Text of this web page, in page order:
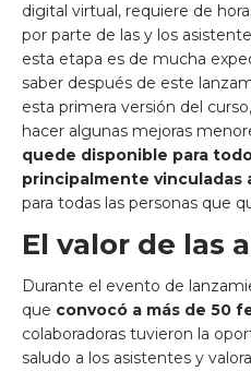
digital virtual, requiere de
por parte de las y los
esta etapa es de mucha
saber después de este
esta primera versión del
hacer algunas mejoras
quede disponible para
principalmente vinculadas
para todas las personas que
El valor de las
Durante el evento de
que convocó a más de 50
colaboradoras tuvieron la
saludo a los asistentes y